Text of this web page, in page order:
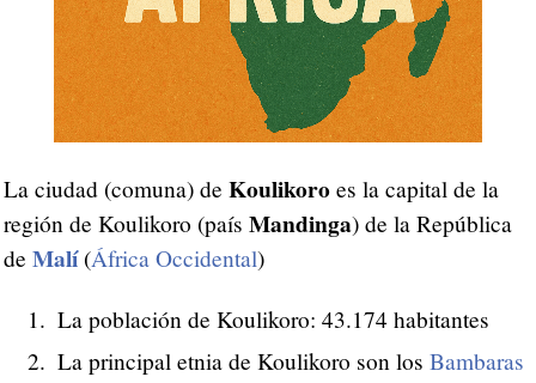
La ciudad (comuna) de Koulikoro es la capital de la
región de Koulikoro (país Mandinga) de la República
de Malí(África Occidental)
La población de Koulikoro: 43.174 habitantes
La principal etnia de Koulikoro son los Bambaras